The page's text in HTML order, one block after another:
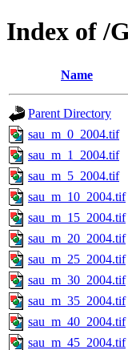
Index of /
Name
Parent Directory
sau_m_0_2004.tif
sau_m_1_2004.tif
sau_m_5_2004.tif
sau_m_10_2004.tif
sau_m_15_2004.tif
sau_m_20_2004.tif
sau_m_25_2004.tif
sau_m_30_2004.tif
sau_m_35_2004.tif
sau_m_40_2004.tif
sau_m_45_2004.tif